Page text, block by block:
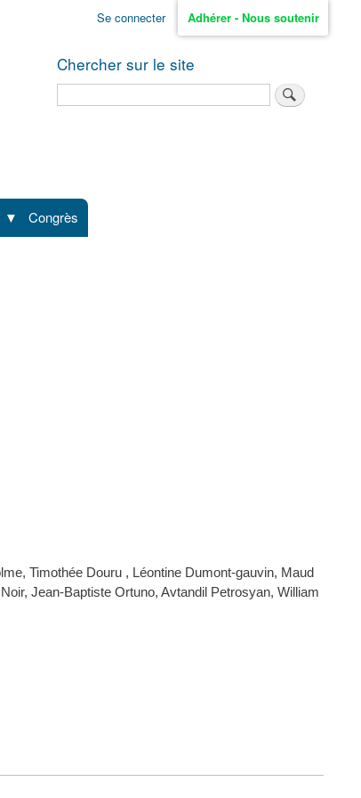
Se connecter Adhérer - Nous soutenir
Chercher sur le site
Congrès
Timothée Douru , Léontine Dumont-gauvin, Maud
Jean-Baptiste Ortuno, Avtandil Petrosyan, William